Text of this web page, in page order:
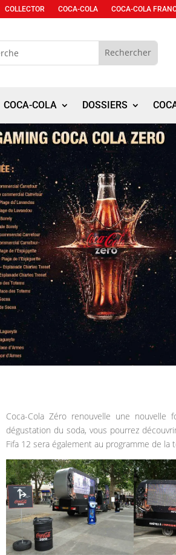
COLLECTOR COCA-COLA COCA-COLA
COCA-COLA DOSSIERS
Coca-Cola Zéro renouvelle une
dégustation du soda, vous pourrez
Fifa 12 sera également au programme de la